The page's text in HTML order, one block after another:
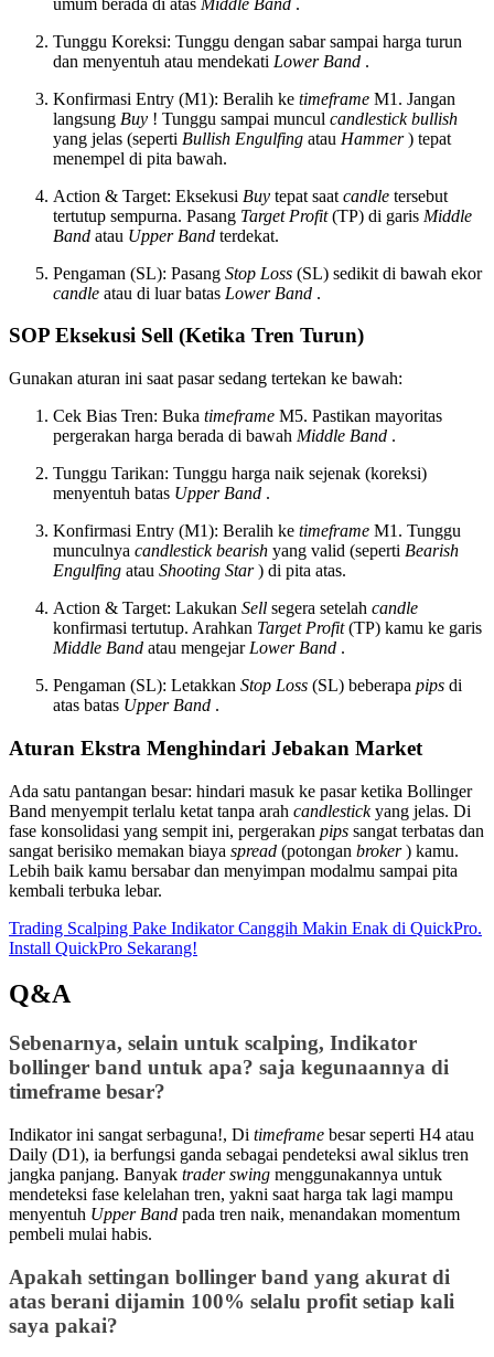
Tunggu Koreksi: Tunggu dengan sabar sampai harga turun
dan menyentuh atau mendekati Lower Band .
Konfirmasi Entry (M1): Beralih ke timeframe M1. Jangan
langsung Buy ! Tunggu sampai muncul candlestick bullish
yang jelas (seperti Bullish Engulfing atau Hammer ) tepat
menempel di pita bawah.
Action & Target: Eksekusi Buy tepat saat candle tersebut
tertutup sempurna. Pasang Target Profit (TP) di garis Middle
Band atau Upper Band terdekat.
Pengaman (SL): Pasang Stop Loss (SL) sedikit di bawah ekor
candle atau di luar batas Lower Band .
SOP Eksekusi Sell (Ketika Tren Turun)
Gunakan aturan ini saat pasar sedang tertekan ke bawah:
Cek Bias Tren: Buka timeframe M5. Pastikan mayoritas
pergerakan harga berada di bawah Middle Band .
Tunggu Tarikan: Tunggu harga naik sejenak (koreksi)
menyentuh batas Upper Band .
Konfirmasi Entry (M1): Beralih ke timeframe M1. Tunggu
munculnya candlestick bearish yang valid (seperti Bearish
Engulfing atau Shooting Star ) di pita atas.
Action & Target: Lakukan Sell segera setelah candle
konfirmasi tertutup. Arahkan Target Profit (TP) kamu ke garis
Middle Band atau mengejar Lower Band .
Pengaman (SL): Letakkan Stop Loss (SL) beberapa pips di
atas batas Upper Band .
Aturan Ekstra Menghindari Jebakan Market
Ada satu pantangan besar: hindari masuk ke pasar ketika Bollinger
Band menyempit terlalu ketat tanpa arah candlestick yang jelas. Di
fase konsolidasi yang sempit ini, pergerakan pips sangat terbatas dan
sangat berisiko memakan biaya spread (potongan broker ) kamu.
Lebih baik kamu bersabar dan menyimpan modalmu sampai pita
kembali terbuka lebar.
Trading Scalping Pake Indikator Canggih Makin Enak di QuickPro.
Install QuickPro Sekarang!
Q&A
Sebenarnya, selain untuk scalping, Indikator
bollinger band untuk apa? saja kegunaannya di
timeframe besar?
Indikator ini sangat serbaguna!, Di timeframe besar seperti H4 atau
Daily (D1), ia berfungsi ganda sebagai pendeteksi awal siklus tren
jangka panjang. Banyak trader swing menggunakannya untuk
mendeteksi fase kelelahan tren, yakni saat harga tak lagi mampu
menyentuh Upper Band pada tren naik, menandakan momentum
pembeli mulai habis.
Apakah settingan bollinger band yang akurat di
atas berani dijamin 100% selalu profit setiap kali
saya pakai?